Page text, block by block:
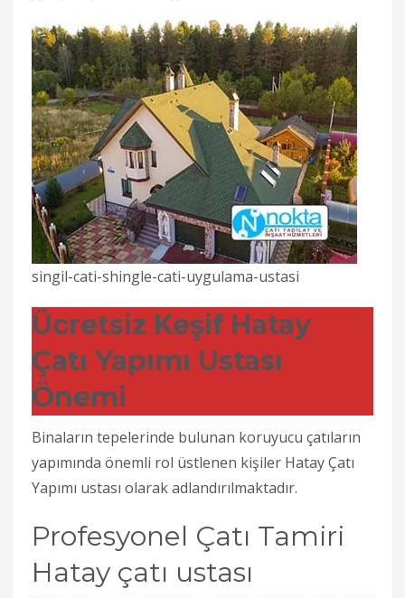
singil-cati-shingle-cati-uygulama-ustasi
Ücretsiz Keşif Hatay
Çatı Yapımı Ustası
Önemi
Binaların tepelerinde bulunan koruyucu çatıların
yapımında önemli rol üstlenen kişiler Hatay Çatı
Yapımı ustası olarak adlandırılmaktadır.
Profesyonel Çatı Tamiri
Hatay çatı ustası